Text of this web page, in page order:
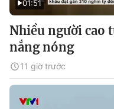
01:51
Nhiều người cao
nắng nóng
11 giờ trước